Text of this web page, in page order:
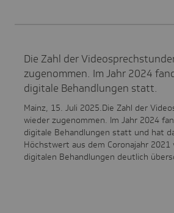
Die Zahl der
zugenommen. Im Jahr 2024
digitale Behandlungen statt.
Mainz, 15. Juli 2025.Die Zahl der
wieder zugenommen. Im Jahr 2024
digitale Behandlungen statt und hat
Höchstwert aus dem Coronajahr
digitalen Behandlungen deutlich